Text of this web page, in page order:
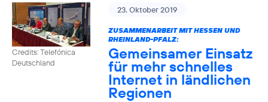
Credits: Telefónica
Deutschland
23. Oktober 2019
ZUSAMMENARBEIT MIT HESSEN UND
RHEINLAND-PFALZ:
Gemeinsamer Einsatz
für mehr schnelles
Internet in ländlichen
Regionen